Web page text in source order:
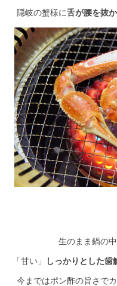
隠岐の蟹様に舌が腰を抜
生のまま鍋の
「甘い」 しっかりとした歯
今まではポン酢の旨さで